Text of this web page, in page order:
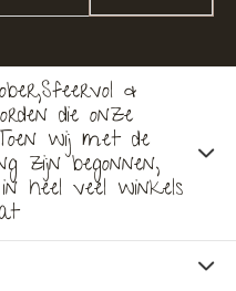
&
die onze
wij met de
zijn begonnen,
heel veel winkels